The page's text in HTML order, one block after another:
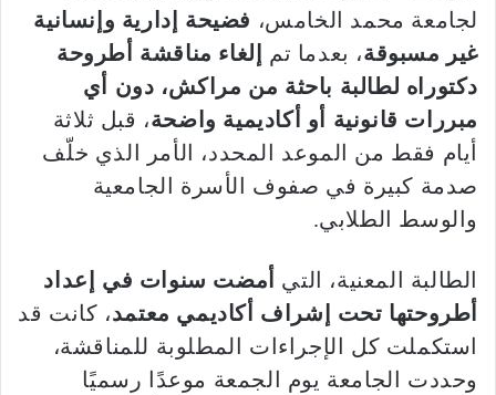
لجامعة محمد الخامس، فضيحة إدارية وإنسانية
غير مسبوقة، بعدما تم
إلغاء مناقشة أطروحة
دكتوراه لطالبة باحثة من مراكش، دون أي
مبررات قانونية أو أكاديمية واضحة، قبل ثلاثة
أيام فقط من الموعد المحدد، الأمر الذي خلّف
صدمة كبيرة في صفوف الأسرة الجامعية
والوسط الطلابي.
الطالبة المعنية، التي
أمضت سنوات في إعداد
أطروحتها تحت إشراف أكاديمي معتمد، كانت قد
استكملت كل الإجراءات المطلوبة للمناقشة،
وحددت الجامعة يوم الجمعة موعدًا رسميًا